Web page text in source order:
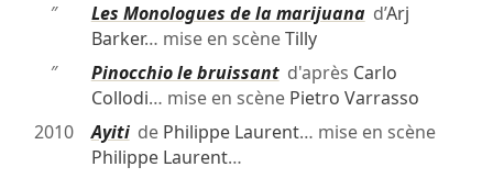
″
Les Monologues de la marijuanad’Arj
Barker… mise en scèneTilly
″
Pinocchio le bruissantd'après Carlo
Collodi… mise en scène Pietro Varrasso
2010
Ayitide Philippe Laurent… mise en scène
Philippe Laurent…